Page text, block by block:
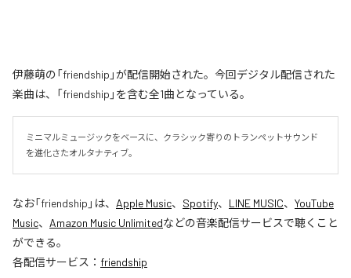
伊藤萌の「friendship」が配信開始された。今回デジタル配信された
楽曲は、「friendship」を含む全1曲となっている。
ミニマルミュージックをベースに、クラシック寄りのトランペットサウンド
を進化さたオルタナティブ。
なお「friendship 」は、 Apple Music、 Spotify、 LINE MUSIC、 YouTube
Music、 Amazon Music Unlimitedなどの音楽配信サービスで聴くこと
ができる。
各配信サービス： friendship